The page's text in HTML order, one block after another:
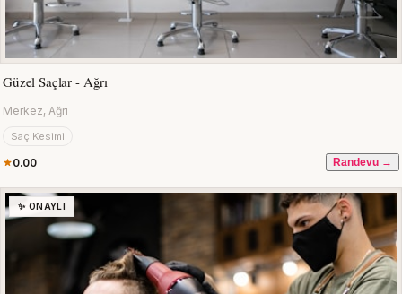
Güzel Saçlar - Ağrı
Merkez, Ağrı
Saç Kesimi
0.00 Randevu →
✨ ONAYLI